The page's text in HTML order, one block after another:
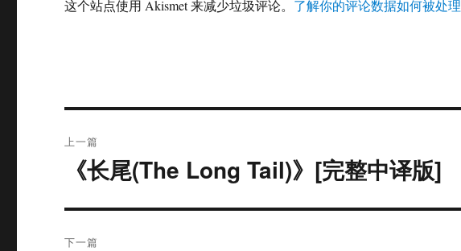
这个站点使用 Akismet 来减少垃圾评论。 了解你的评论数据如何被处理
章
上一篇
上
文
《长尾(The Long Tail)》[完整中译版]
下一篇